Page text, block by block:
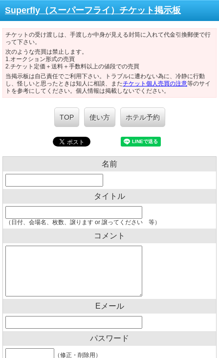
Superfly（スーパーフライ）チケット掲示板
チケットの受け渡しは、手渡しか中身が見える封筒に入れて代金引換郵便で行
って下さい。
次のような売買は禁止します。
1.オークション形式の売買
2.チケット定価＋送料＋手数料以上の値段での売買
当掲示板は自己責任でご利用下さい。トラブルに遭わない為に、冷静に行動
し、怪しいと思ったときは知人に相談、またチケット個人売買の注意等のサイ
トを参考にしてください。個人情報は掲載しないでください。
TOP 使い方 ホテル予約
名前
タイトル
（日付、会場名、枚数、譲ります or 譲ってください 等）
コメント
Eメール
パスワード
（修正・削除用）